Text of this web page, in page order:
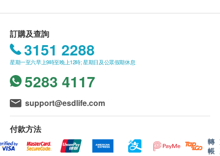
白蛋白球蛋白比例
白蛋白
谷丙轉氨酵素
總膽紅素
直接膽紅素
球蛋白
鹼性磷酸酶
總蛋白質
丙種谷氨基轉移酵素
年齡
健康檢查計劃只適用於16歲或以上之人士。
A.16歳至未滿18歲者：
客人必須由家長或監護人陪同，並需要簽同意書。
身體檢查計劃有效期
身體檢查計劃有效期為3個月，客戶必須於3個月內
(由確認付款日期起計) 接受有關檢查，客戶需提前
1個月預約相關檢查，逾期作廢。
訂購及查詢
3151 2288
星期一至六早上9時至晚上12時; 星期日及公眾假期休息
5283 4117
support@esdlife.com
付款方法
轉
帳